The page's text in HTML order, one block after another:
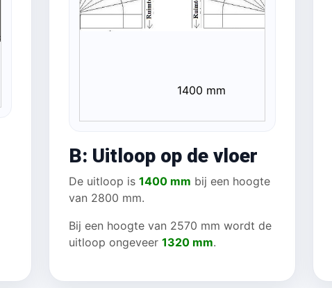
1400 mm
B: Uitloop op de vloer
De uitloop is 1400 mm bij een hoogte
van 2800 mm.
Bij een hoogte van 2570 mm wordt de
uitloop ongeveer 1320 mm.